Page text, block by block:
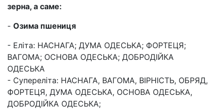
зерна, а саме:
- Озима пшениця
- Еліта: НАСНАГА; ДУМА ОДЕСЬКА; ФОРТЕЦЯ;
ВАГОМА; ОСНОВА ОДЕСЬКА; ДОБРОДІЙКА
ОДЕСЬКА
- Супереліта: НАСНАГА, ВАГОМА, ВІРНІСТЬ, ОБРЯД,
ФОРТЕЦЯ, ДУМА ОДЕСЬКА, ОСНОВА ОДЕСЬКА,
ДОБРОДІЙКА ОДЕСЬКА;